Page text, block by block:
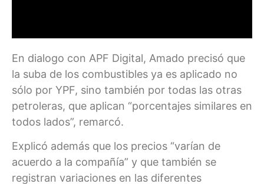
En dialogo con APF Digital, Amado precisó que
la suba de los combustibles ya es aplicado no
sólo por YPF, sino también por todas las otras
petroleras, que aplican “porcentajes similares en
todos lados”, remarcó.
Explicó además que los precios “varían de
acuerdo a la compañía” y que también se
registran variaciones en las diferentes